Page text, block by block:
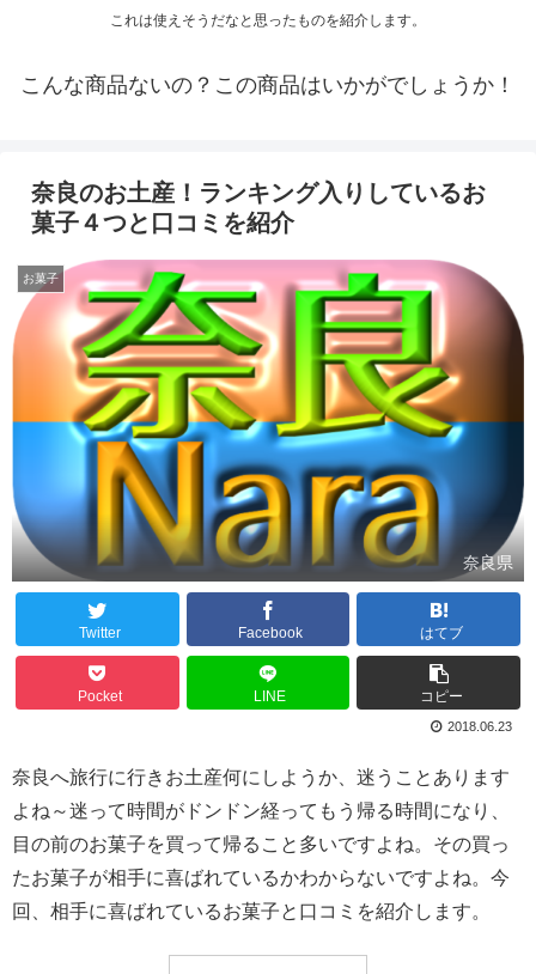
これは使えそうだなと思ったものを紹介します。
こんな商品ないの？この商品はいかがでしょうか！
奈良のお土産！ランキング入りしているお
菓子４つと口コミを紹介
お菓子
奈良県
Twitter Facebook はてブ
Pocket LINE コピー
2018.06.23
奈良へ旅行に行きお土産何にしようか、迷うことあります
よね～迷って時間がドンドン経ってもう帰る時間になり、
目の前のお菓子を買って帰ること多いですよね。その買っ
たお菓子が相手に喜ばれているかわからないですよね。今
回、相手に喜ばれているお菓子と口コミを紹介します。